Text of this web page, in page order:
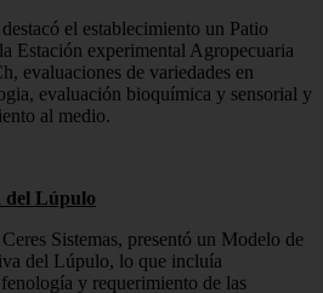
el establecimiento un Patio
Estación experimental Agropecuaria
evaluaciones de variedades en
evaluación bioquímica y sensorial y
al medio.
del Lúpulo
Sistemas, presentó un Modelo de
del Lúpulo, lo que incluía
y requerimiento de las